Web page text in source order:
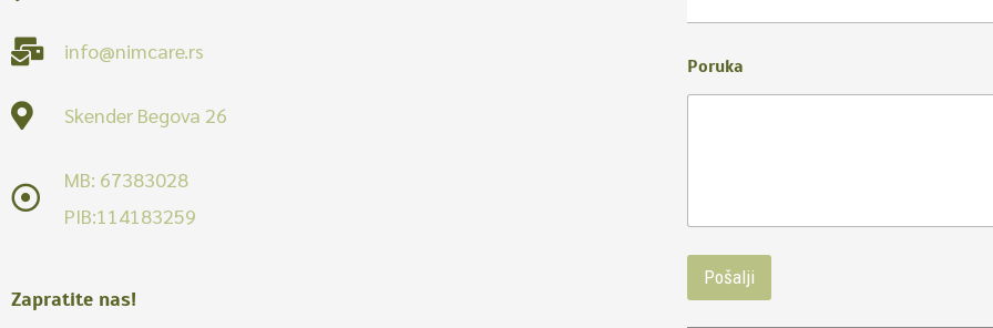
info@nimcare.rs
Skender Begova 26
MB: 67383028
PIB:114183259
Zapratite nas!
Poruka
Pošalji